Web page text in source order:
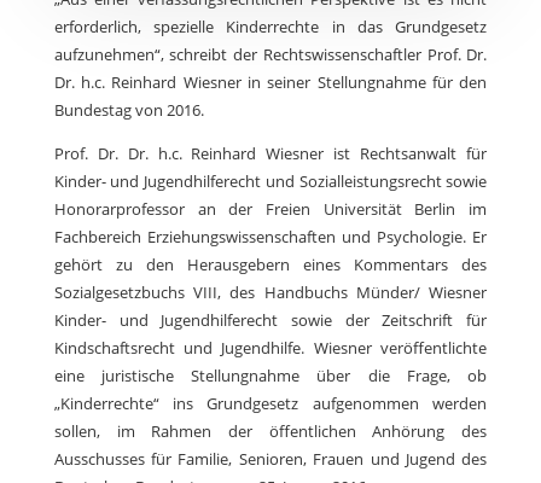
erforderlich, spezielle Kinderrechte in das Grundgesetz
aufzunehmen“, schreibt der Rechtswissenschaftler Prof. Dr.
Dr. h.c. Reinhard Wiesner in seiner Stellungnahme für den
Bundestag von 2016.
Prof. Dr. Dr. h.c. Reinhard Wiesner ist Rechtsanwalt für
Kinder- und Jugendhilferecht und Sozialleistungsrecht sowie
Honorarprofessor an der Freien Universität Berlin im
Fachbereich Erziehungswissenschaften und Psychologie. Er
gehört zu den Herausgebern eines Kommentars des
Sozialgesetzbuchs VIII, des Handbuchs Münder/ Wiesner
Kinder- und Jugendhilferecht sowie der Zeitschrift für
Kindschaftsrecht und Jugendhilfe. Wiesner veröffentlichte
eine juristische Stellungnahme über die Frage, ob
„Kinderrechte“ ins Grundgesetz aufgenommen werden
sollen, im Rahmen der öffentlichen Anhörung des
Ausschusses für Familie, Senioren, Frauen und Jugend des